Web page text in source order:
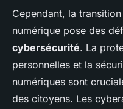
Cependant, la
numérique pose des
cybersécurité. La
personnelles et la
numériques sont
des citoyens. Les